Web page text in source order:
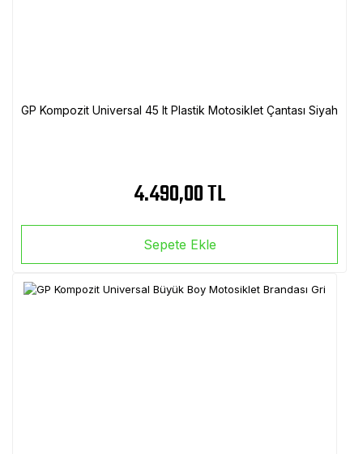
GP Kompozit Universal 45 lt Plastik Motosiklet Çantası Siyah
4.490,00 TL
Sepete Ekle